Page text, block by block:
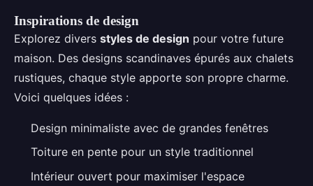
Inspirations de design
Explorez divers styles de design pour votre future
maison. Des designs scandinaves épurés aux chalets
rustiques, chaque style apporte son propre charme.
Voici quelques idées :
Design minimaliste avec de grandes fenêtres
Toiture en pente pour un style traditionnel
Intérieur ouvert pour maximiser l'espace